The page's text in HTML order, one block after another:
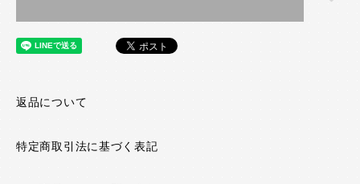
返品について
特定商取引法に基づく表記